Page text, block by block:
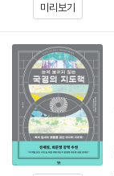
미리보기